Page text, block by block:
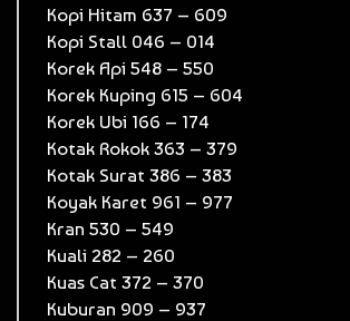
Kopi Hitam 637 – 609
Kopi Stall 046 – 014
Korek Api 548 – 550
Korek Kuping 615 – 604
Korek Ubi 166 – 174
Kotak Rokok 363 – 379
Kotak Surat 386 – 383
Koyak Karet 961 – 977
Kran 530 – 549
Kuali 282 – 260
Kuas Cat 372 – 370
Kuburan 909 – 937